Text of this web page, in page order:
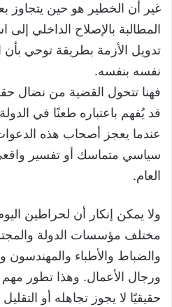
غير أن الخطير هو حين يتجاوز
المطالبة بالإصلاح الداخلي إلى
تدويل الأزمة بطريقة توحي
نفسه بنفسه.
فهنا تتحول القضية من
قد يُفهم باعتباره طعنًا في
عندما يعجز أصحاب هذه
سياسي متماسك أو تفسير
العام.
ولا يمكن إنكار أن لحراطين
مختلف مؤسسات الدولة
والضباط والأطباء والمهندسون
ورجال الأعمال. وهذا تطور مهم
حقيقيًا لا يجوز تجاهله أو